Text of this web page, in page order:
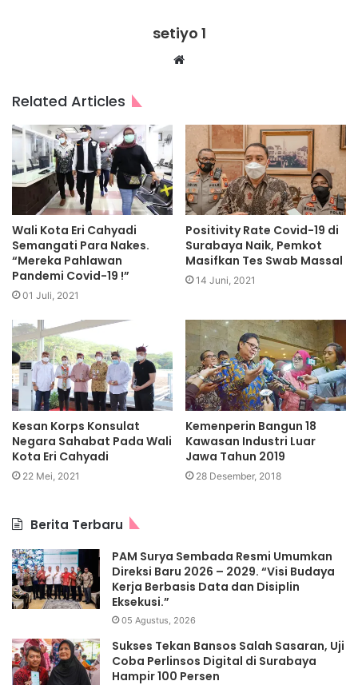
setiyo 1
Website
Related Articles
Wali Kota Eri Cahyadi
Semangati Para Nakes.
“Mereka Pahlawan
Pandemi Covid-19 !”
01 Juli, 2021
Positivity Rate Covid-19 di
Surabaya Naik, Pemkot
Masifkan Tes Swab Massal
14 Juni, 2021
Kesan Korps Konsulat
Negara Sahabat Pada Wali
Kota Eri Cahyadi
22 Mei, 2021
Kemenperin Bangun 18
Kawasan Industri Luar
Jawa Tahun 2019
28 Desember, 2018
Berita Terbaru
PAM Surya Sembada Resmi Umumkan
Direksi Baru 2026 – 2029. “Visi Budaya
Kerja Berbasis Data dan Disiplin
Eksekusi.”
05 Agustus, 2026
Sukses Tekan Bansos Salah Sasaran, Uji
Coba Perlinsos Digital di Surabaya
Hampir 100 Persen